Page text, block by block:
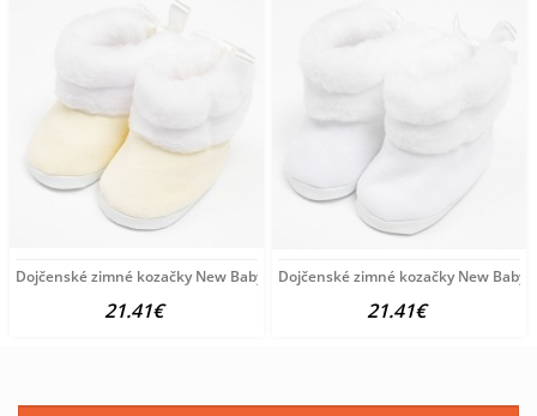
Dojčenské zimné kozačky New Baby béžové 6-12 m
21.41€
Dojčenské zimné kozačky New Baby
21.41€